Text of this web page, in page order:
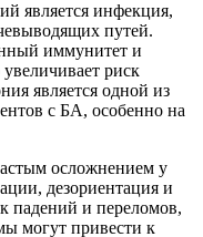
является инфекция,
путей.
иммунитет и
риск
является одной из
с БА, особенно на
осложнением у
дезориентация и
падений и переломов,
могут привести к